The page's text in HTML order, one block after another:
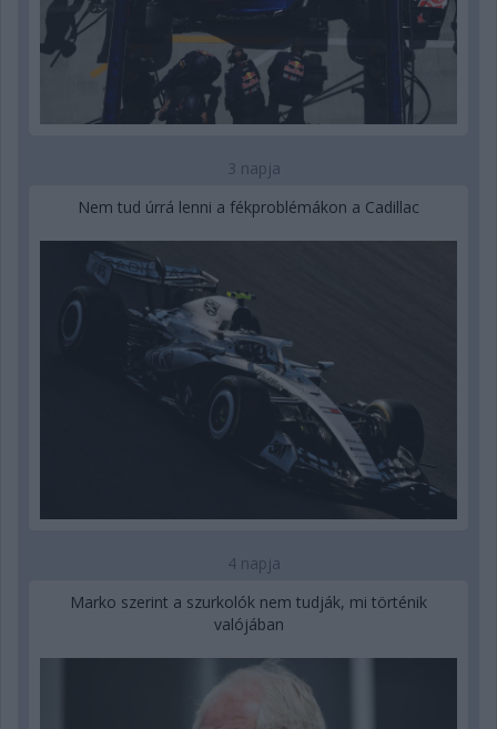
3 napja
Nem tud úrrá lenni a fékproblémákon a Cadillac
4 napja
Marko szerint a szurkolók nem tudják, mi történik
valójában